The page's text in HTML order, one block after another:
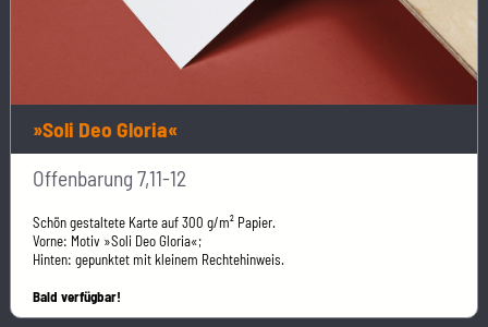
»Soli Deo Gloria«
Offenbarung 7,11-12
Schön gestaltete Karte auf 300 g/m² Papier.
Vorne: Motiv »Soli Deo Gloria«;
Hinten: gepunktet mit kleinem Rechtehinweis.
Bald verfügbar!